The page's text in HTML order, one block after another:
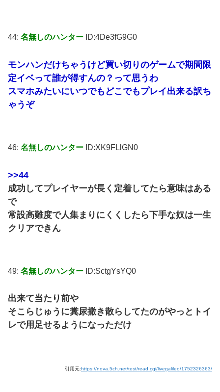
44: 名無しのハンター ID:4De3fG9G0
モンハンだけちゃうけど買い切りのゲームで期間限
定イベって誰が得すんの？って思うわ
スマホみたいにいつでもどこでもプレイ出来る訳ち
ゃうぞ
46: 名無しのハンター ID:XK9FLlGN0
>>44
成功してプレイヤーが長く定着してたら意味はある
で
常設高難度で人集まりにくくしたら下手な奴は一生
クリアできん
49: 名無しのハンター ID:SctgYsYQ0
出来て当たり前や
そこらじゅうに糞尿撒き散らしてたのがやっとトイ
レで用足せるようになっただけ
引用元:https://nova.5ch.net/test/read.cgi/livegalileo/1752326363/